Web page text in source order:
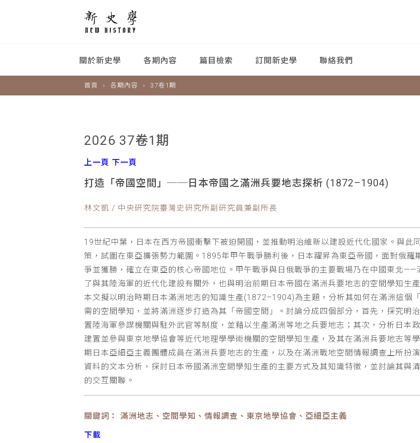
關於新史學 各期內容 篇目檢索 訂閱新史學 聯絡我們
首頁 各期內容 37卷1期
2026 37卷1期
上一頁 下一頁
打造「帝國空間」──日本帝國之滿洲兵要地志探析 (1872–1904)
林文凱 / 中央研究院臺灣史研究所副研究員兼副所長
19世紀中葉，日本在西方帝國衝擊下被迫開國，並推動明治維新以建設近代化國家。與此
策，試圖在東亞擴張勢力範圍。1895年甲午戰爭勝利後，日本躍昇為東亞帝國，面對俄
爭並獲勝，確立在東亞的核心帝國地位。甲午戰爭與日俄戰爭的主要戰場乃在中國東北
了與其陸海軍的近代化建設有關外，也與明治前期日本帝國在滿洲兵要地志的空間學知生
本文擬以明治時期日本滿洲地志的知識生產(1872–1904)為主題，分析其如何在滿洲這個
需的空間學知，並將滿洲逐步打造為其「帝國空間」。討論分成四個部分，首先，探究明
置陸海軍參謀機關與駐外武官等制度，並藉以生產滿洲等地之兵要地志；其次，分析日本
建置並參與東京地學協會等近代地理學學術機關的空間學知生產，及其在滿洲兵要地志等
期日本亞細亞主義團體成員在滿洲兵要地志的生產，以及在滿洲戰地空間情報調查上所扮
資料的文本分析，探討日本帝國滿洲空間學知生產的主要方式及其知識特徵，並討論其與
的交互關聯。
關鍵詞： 滿洲地志、空間學知、情報調查、東京地學協會、亞細亞主義
下載